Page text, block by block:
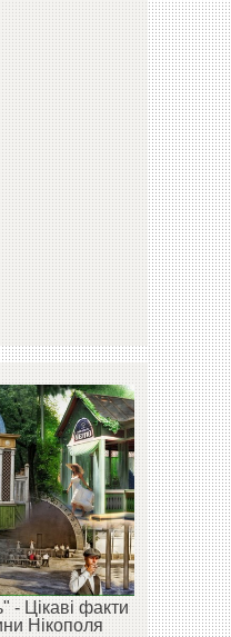
- Цікаві факти
Нікополя